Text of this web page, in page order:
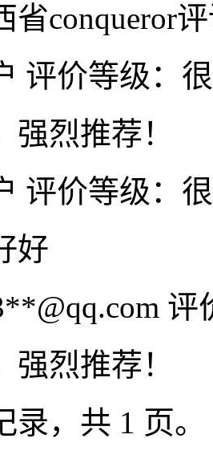
省conqueror
评价等级：
强烈推荐！
评价等级：
好
评
强烈推荐！
录，共 1 页。